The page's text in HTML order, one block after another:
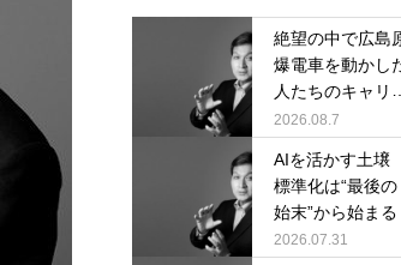
絶望の中で広島
爆電車を動かし
人たちのキャリ
観
2026.08.7
AIを活かす土壌
標準化は“最後の
始末”から始まる
2026.07.31